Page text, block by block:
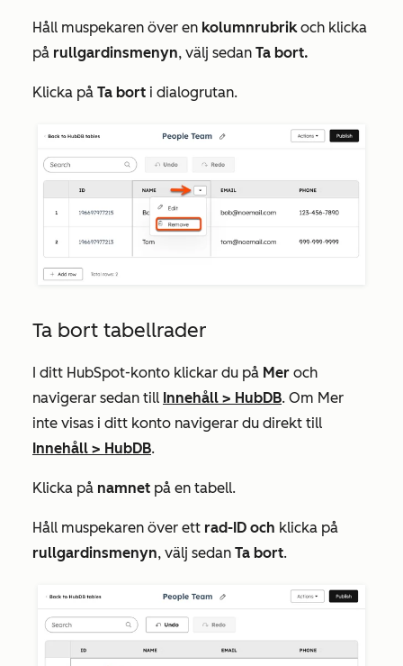
Håll muspekaren över en kolumnrubrikoch klicka
på rullgardinsmenyn, välj sedan Ta bort.
Klicka på Ta bort i dialogrutan.
Ta bort tabellrader
I ditt HubSpot-konto klickar du på Mer och
navigerar sedan till Innehåll > HubDB. Om Mer
inte visas i ditt konto navigerar du direkt till
Innehåll > HubDB.
Klicka på namnet på en tabell.
Håll muspekaren över ett rad-ID och klicka på
rullgardinsmenyn, välj sedan Ta bort.